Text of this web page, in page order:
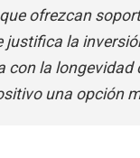
ofrezcan
justifica la
con la longevidad
una opción